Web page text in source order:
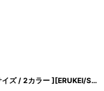
[ XS-Lサイズ / 2カラー ][ERUKEI/SETTAN]ワンショルダー・ハートドット・チュールレース・ハイウエスト・Aライン・ロングドレス[送料無料]